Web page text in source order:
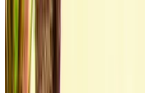
OPMERKING:
De
prijzen, worden bijgewerkt
voor de genoemde prijs
en we komen bij
alternatief. Happyhuren!